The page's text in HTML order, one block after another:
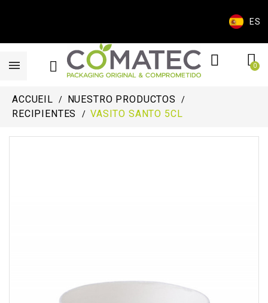
ES
ACCUEIL
NUESTRO PRODUCTOS
RECIPIENTES
VASITO SANTO 5CL